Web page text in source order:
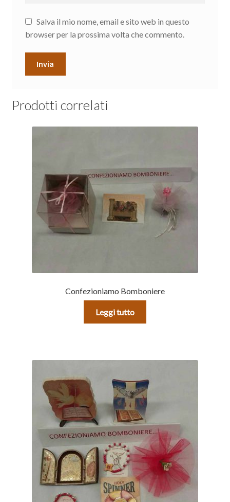
Salva il mio nome, email e sito web in questo
browser per la prossima volta che commento.
Prodotti correlati
Confezioniamo Bomboniere
Leggi tutto